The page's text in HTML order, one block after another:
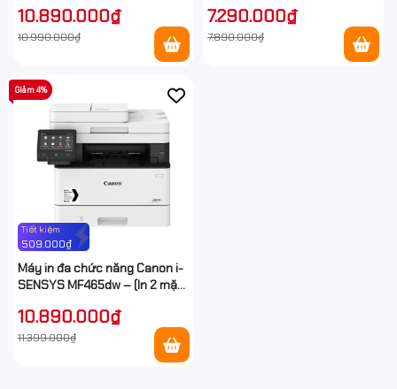
10.890.000₫
10.990.000₫
7.290.000₫
7.890.000₫
Tiết kiệm
509.000₫
Giảm 4%
Máy in đa chức năng Canon i-
SENSYS MF465dw – (In 2 mặt,
10.890.000₫
11.399.000₫